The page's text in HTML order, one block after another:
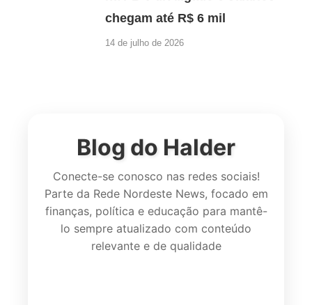
chegam até R$ 6 mil
14 de julho de 2026
Blog do Halder
Conecte-se conosco nas redes sociais!
Parte da Rede Nordeste News, focado em
finanças, política e educação para mantê-
lo sempre atualizado com conteúdo
relevante e de qualidade